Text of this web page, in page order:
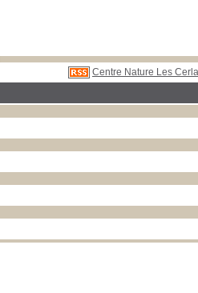
Centre Nature Les